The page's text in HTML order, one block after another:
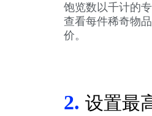
饱览数以千计的
查看每件稀奇物
价。
2. 设置最